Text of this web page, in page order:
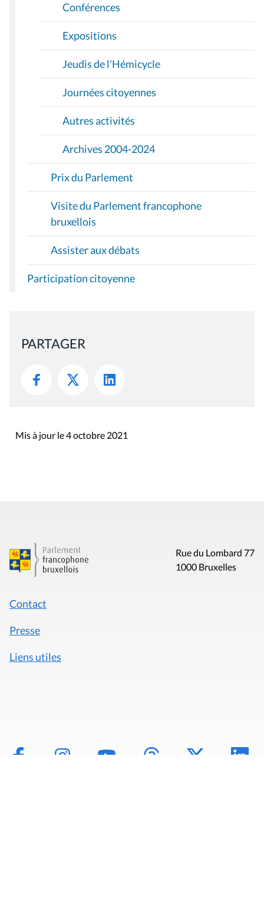
Conférences
Expositions
Jeudis de l'Hémicycle
Journées citoyennes
Autres activités
Archives 2004-2024
Prix du Parlement
Visite du Parlement francophone
bruxellois
Assister aux débats
Participation citoyenne
PARTAGER
Mis à jour le 4 octobre 2021
Rue du Lombard 77
1000 Bruxelles
Contact
Presse
Liens utiles